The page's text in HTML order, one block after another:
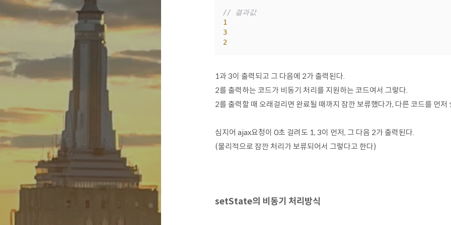
// 결과값
1
3
2
1과 3이 출력되고 그 다음에 2가 출력된다.
2를 출력하는 코드가 비동기 처리를 지원하는 코드여서 그렇다.
2를 출력할 때 오래걸리면 완료될 때까지 잠깐 보류했다가, 다른 코드를 먼저
심지어 ajax요청이 0초 걸려도 1, 3이 먼저, 그 다음 2가 출력된다.
(물리적으로 잠깐 처리가 보류되어서 그렇다고 한다)
setState의 비동기 처리방식